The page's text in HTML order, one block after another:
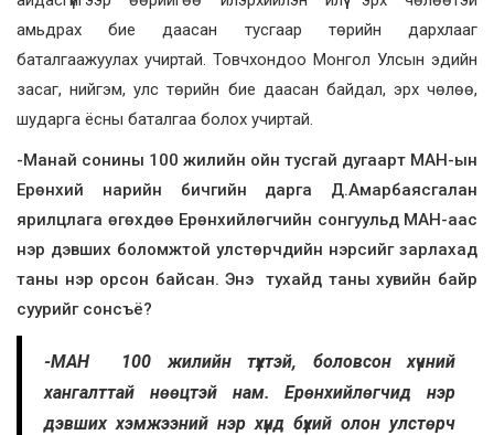
амьдрах бие даасан тусгаар төрийн дархлааг
баталгаажуулах учиртай. Товчхондоо Монгол Улсын эдийн
засаг, нийгэм, улс төрийн бие даасан байдал, эрх чөлөө,
шударга ёсны баталгаа болох учиртай.
-Манай сонины 100 жилийн ойн тусгай дугаарт МАН-ын
Ерөнхий нарийн бичгийн дарга Д.Амарбаясгалан
ярилцлага өгөхдөө Ерөнхийлөгчийн сонгуульд МАН-аас
нэр дэвших боломжтой улстөрчдийн нэрсийг зарлахад
таны нэр орсон байсан. Энэ тухайд таны хувийн байр
суурийг сонсъё?
-МАН 100 жилийн түүхтэй, боловсон хүчний
хангалттай нөөцтэй нам. Ерөнхийлөгчид нэр
дэвших хэмжээний нэр хүнд бүхий олон улстөрч